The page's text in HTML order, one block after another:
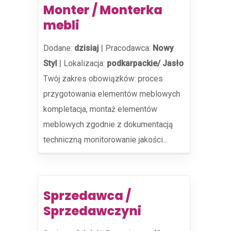
Monter / Monterka
mebli
Dodane: dzisiaj | Pracodawca: Nowy
Styl | Lokalizacja: podkarpackie/ Jasło
Twój zakres obowiązków: proces
przygotowania elementów meblowych
kompletacja, montaż elementów
meblowych zgodnie z dokumentacją
techniczną monitorowanie jakości...
Sprzedawca /
Sprzedawczyni